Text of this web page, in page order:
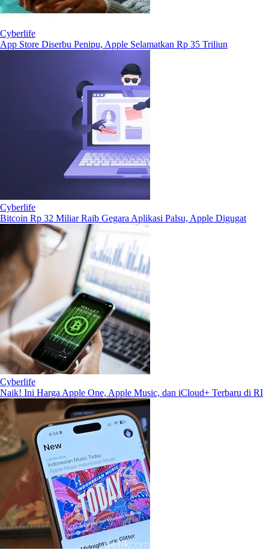
Cyberlife
App Store Diserbu Penipu, Apple Selamatkan Rp 35 Triliun
Cyberlife
Bitcoin Rp 32 Miliar Raib Gegara Aplikasi Palsu, Apple Digugat
Cyberlife
Naik! Ini Harga Apple One, Apple Music, dan iCloud+ Terbaru di RI